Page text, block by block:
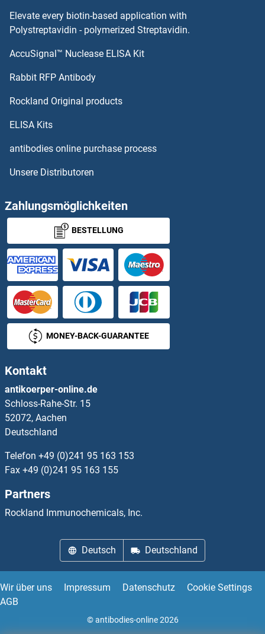
CTNNBL1 Antikörper
CUL9 Antikörper
Cullin 2 Antikörper
Cullin 3 Antikörper
Cullin 4A Antikörper
Cullin 4B Antikörper
Cullin 5 Antikörper
Cullin 7 Antikörper
CUTA Antikörper
CUTC Antikörper
Cutoff Antikörper
CWC15 Antikörper
CWC22 Antikörper
Cwc27 Antikörper
CWH43 Antikörper
CX3CL1 Antikörper
Elevate every biotin-based application with
Polystreptavidin - polymerized Streptavidin.
AccuSignal™ Nuclease ELISA Kit
Rabbit RFP Antibody
Rockland Original products
ELISA Kits
antibodies online purchase process
Unsere Distributoren
Zahlungsmöglichkeiten
BESTELLUNG
MONEY-BACK-GUARANTEE
Kontakt
antikoerper-online.de
Schloss-Rahe-Str. 15
52072, Aachen
Deutschland
Telefon +49 (0)241 95 163 153
Fax +49 (0)241 95 163 155
Partners
Rockland Immunochemicals, Inc.
Deutsch Deutschland
Wir über uns Impressum Datenschutz
Cookie Settings
AGB
© antibodies-online 2026